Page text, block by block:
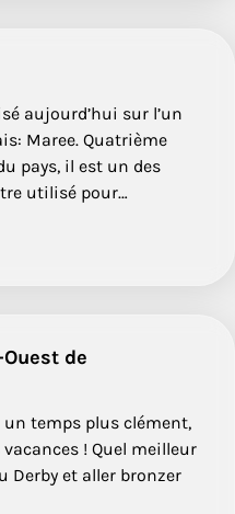
aujourd’hui sur l’un
Maree. Quatrième
pays, il est un des
utilisé pour…
de
un temps plus clément,
! Quel meilleur
Derby et aller bronzer